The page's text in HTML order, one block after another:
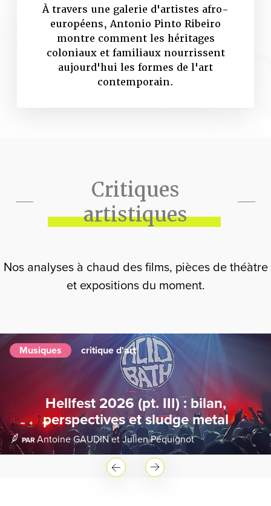
À travers une galerie d'artistes afro-
européens, Antonio Pinto Ribeiro
montre comment les héritages
coloniaux et familiaux nourrissent
aujourd'hui les formes de l'art
contemporain.
Critiques
artistiques
Nos analyses à chaud des films, pièces de théàtre
et expositions du moment.
Musiques critique d'art
Hellfest 2026 (pt. III) : bilan,
perspectives et sludge metal
PARAntoine GAUDINetJulien Péquignot